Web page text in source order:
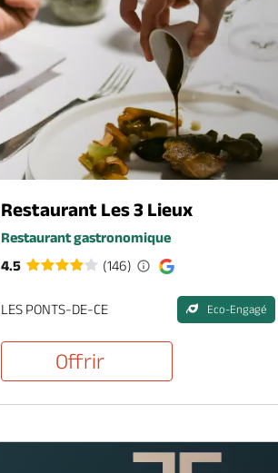
Restaurant Les 3 Lieux
Restaurant gastronomique
4.5
(146)
LES PONTS-DE-CE Eco-Engagé
Offrir